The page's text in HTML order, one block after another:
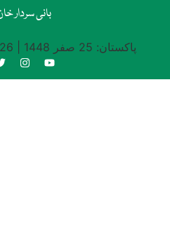
بانی سردار
پاکستان: 25 صفر 1448